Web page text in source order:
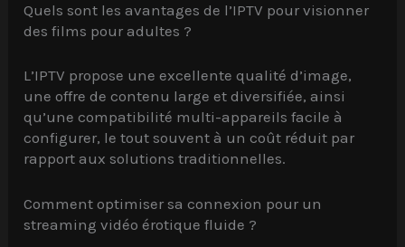
Quels sont les avantages de l’IPTV pour visionner
des films pour adultes ?
L’IPTV propose une excellente qualité d’image,
une offre de contenu large et diversifiée, ainsi
qu’une compatibilité multi-appareils facile à
configurer, le tout souvent à un coût réduit par
rapport aux solutions traditionnelles.
Comment optimiser sa connexion pour un
streaming vidéo érotique fluide ?